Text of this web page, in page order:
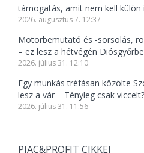
támogatás, amit nem kell külön
2026. augusztus 7. 12:37
Motorbemutató és -sorsolás,
– ez lesz a hétvégén
2026. július 31. 12:10
Egy munkás tréfásan közölte
lesz a vár – Tényleg csak viccelt?
2026. július 31. 11:56
PIAC&PROFIT CIKKEI